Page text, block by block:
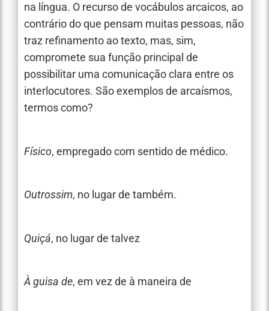
na língua. O recurso de vocábulos arcaicos, ao
contrário do que pensam muitas pessoas, não
traz refinamento ao texto, mas, sim,
compromete sua função principal de
possibilitar uma comunicação clara entre os
interlocutores. São exemplos de arcaísmos,
termos como?
Físico, empregado com sentido de médico.
Outrossim, no lugar de também.
Quiçá, no lugar de talvez
À guisa de, em vez de à maneira de